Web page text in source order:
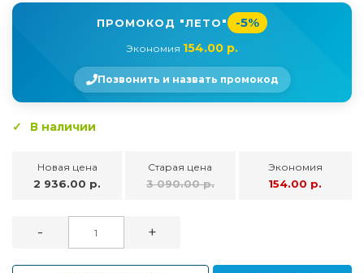
ПРОМОКОД "ЛЕТО" -5%
Экономия 154.00 р.
Позвонить и назвать промокод
В наличии
Новая цена
2 936.00 р.
Старая цена
3 090.00 р.
Экономия
154.00 р.
- +